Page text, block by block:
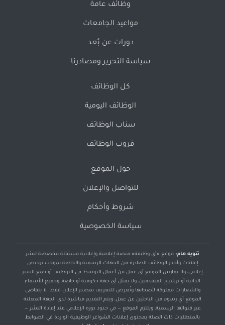
وظائف عامة
مواعيد الجامعات
دورات عن بُعد
سياسة التحرير ومصادرنا
كل الوظائف
الوظائف اليومية
سناب الوظائف
قروب الوظائف
حول الموقع
للتواصل والإعلان
شروط وأحكام
سياسة الخصوصية
تنويه هام: موقع «أي وظيفة» منصة إعلامية وإعلانية مستقلة مخصصة لنشر
إعلانات وأخبار الوظائف الصادرة من الجهات الرسمية والخاصة بموجب ترخيص
إعلامي، ولا يمارس الموقع أي عمل من أعمال التوسط في التوظيف أو جمع السير
الذاتية أو ترشيح المتقدمين، ولا يمثل أي جهة حكومية أو خاصة، وجميع الأسماء
والشعارات مملوكة لأصحابها وتُعرض للتعريف بمصدر الإعلان فقط. لا يتقاضى
الموقع أي رسوم من الباحثين عن عمل، ويتم التقديم مباشرة لدى الجهة المعلنة
عبر قنواتها الرسمية، ويلتزم الموقع — في حدود دوره الإعلامي عند إعادة النشر —
بالمتطلبات ذات الصلة بمحتوى إعلانات الشواغر الوظيفية الواردة في الضوابط